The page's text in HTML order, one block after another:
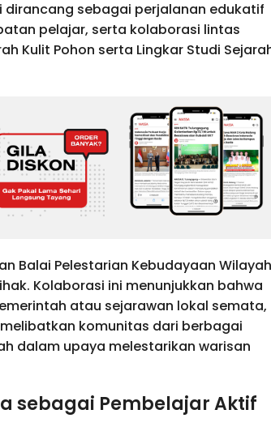
dirancang sebagai perjalanan edukatif
pelajar, serta kolaborasi lintas
Kulit Pohon serta Lingkar Studi
Balai Pelestarian Kebudayaan Wilayah
Kolaborasi ini menunjukkan bahwa
atau sejarawan lokal semata,
komunitas dari berbagai
dalam upaya melestarikan warisan
sebagai Pembelajar Aktif